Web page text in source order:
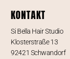
KONTAKT
Si Bella Hair Studio
Klosterstraße 13
92421 Schwandorf